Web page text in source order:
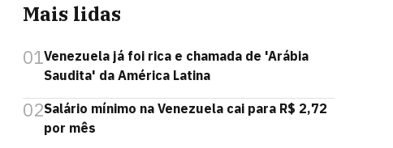
Mais lidas
01Venezuela já foi rica e chamada de 'Arábia
Saudita' da América Latina
02Salário mínimo na Venezuela cai para R$ 2,72
por mês